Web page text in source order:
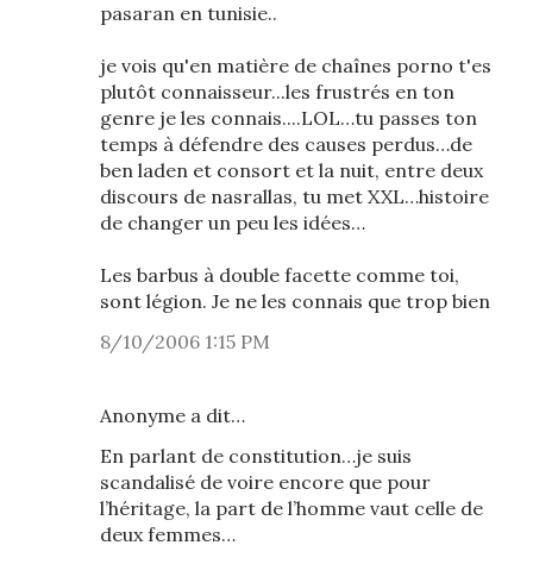
pasaran en tunisie..
je vois qu'en matière de chaînes porno t'es
plutôt connaisseur...les frustrés en ton
genre je les connais....LOL…tu passes ton
temps à défendre des causes perdus…de
ben laden et consort et la nuit, entre deux
discours de nasrallas, tu met XXL…histoire
de changer un peu les idées…
Les barbus à double facette comme toi,
sont légion. Je ne les connais que trop bien
8/10/2006 1:15 PM
Anonyme a dit…
En parlant de constitution…je suis
scandalisé de voire encore que pour
l’héritage, la part de l’homme vaut celle de
deux femmes…